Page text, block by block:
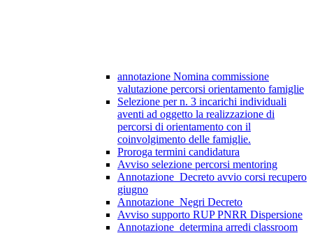
annotazione Nomina commissione
valutazione percorsi orientamento famiglie
Selezione per n. 3 incarichi individuali
aventi ad oggetto la realizzazione di
percorsi di orientamento con il
coinvolgimento delle famiglie.
Proroga termini candidatura
Avviso selezione percorsi mentoring
Annotazione_Decreto avvio corsi recupero
giugno
Annotazione_Negri Decreto
Avviso supporto RUP PNRR Dispersione
Annotazione_determina arredi classroom